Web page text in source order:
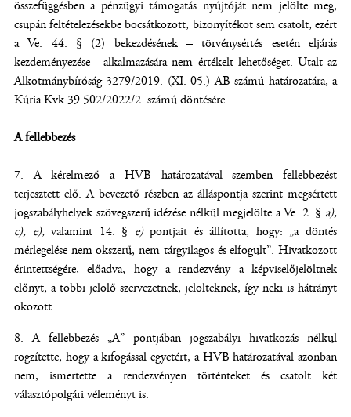
összefüggésben a pénzügyi támogatás nyújtóját nem jelölte meg,
csupán feltételezésekbe bocsátkozott, bizonyítékot sem csatolt, ezért
a Ve. 44. § (2) bekezdésének – törvénysértés esetén eljárás
kezdeményezése - alkalmazására nem értékelt lehetőséget. Utalt az
Alkotmánybíróság 3279/2019. (XI. 05.) AB számú határozatára, a
Kúria Kvk.39.502/2022/2. számú döntésére.
A fellebbezés
A kérelmező a HVB határozatával szemben fellebbezést
terjesztett elő. A bevezető részben az álláspontja szerint megsértett
jogszabályhelyek szövegszerű idézése nélkül megjelölte a Ve. 2. § a),
c), e),valamint 14. § e)pontjait és állította, hogy: „a döntés
mérlegelése nem okszerű, nem tárgyilagos és elfogult”. Hivatkozott
érintettségére, előadva, hogy a rendezvény a képviselőjelöltnek
előnyt, a többi jelölő szervezetnek, jelölteknek, így neki is hátrányt
okozott.
A fellebbezés „A” pontjában jogszabályi hivatkozás nélkül
rögzítette, hogy a kifogással egyetért, a HVB határozatával azonban
nem, ismertette a rendezvényen történteket és csatolt két
választópolgári véleményt is.